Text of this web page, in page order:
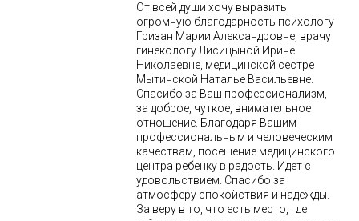
От всей души хочу выразить
огромную благодарность психологу
Гризан Марии Александровне, врачу
гинекологу Лисицыной Ирине
Николаевне, медицинской сестре
Мытинской Наталье Васильевне.
Спасибо за Ваш профессионализм,
за доброе, чуткое, внимательное
отношение. Благодаря Вашим
профессиональным и человеческим
качествам, посещение медицинского
центра ребенку в радость. Идет с
удовольствием. Спасибо за
атмосферу спокойствия и надежды.
За веру в то, что есть место, где